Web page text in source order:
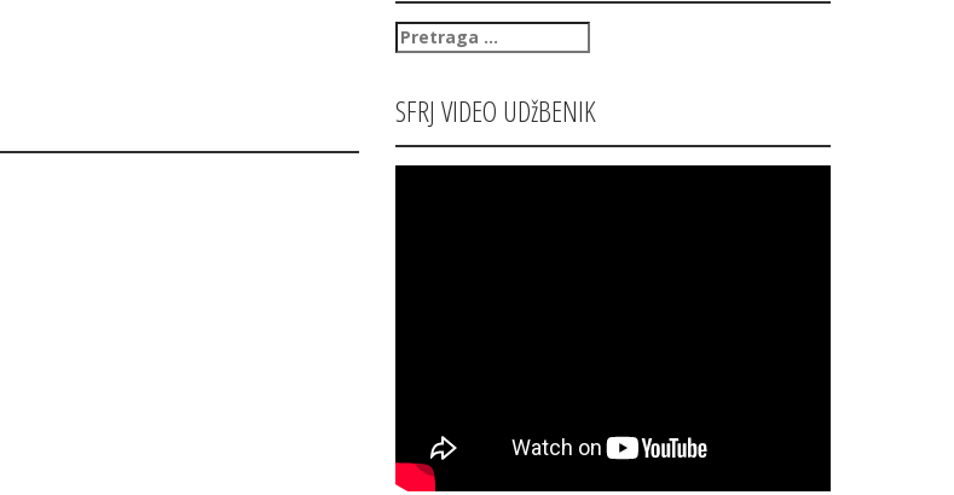
Pretraga
za:
SFRJ VIDEO UDžBENIK